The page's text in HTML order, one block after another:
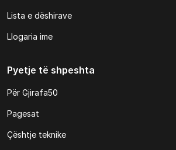
Lista e dëshirave
Llogaria ime
Pyetje të shpeshta
Për Gjirafa50
Pagesat
Çështje teknike